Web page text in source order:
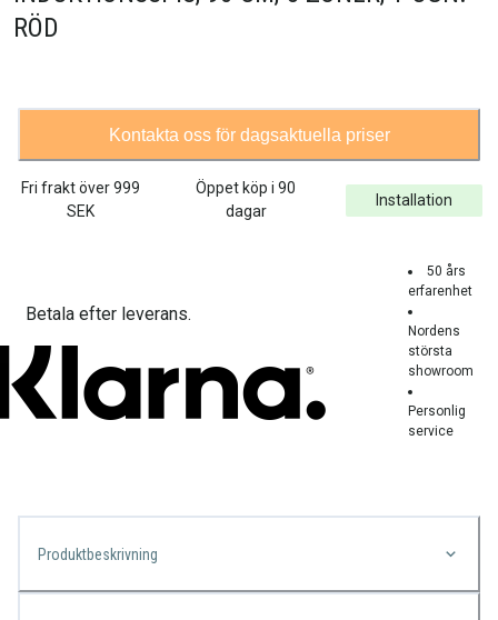
RÖD
Kontakta oss för dagsaktuella priser
Fri frakt över999
SEK
Öppet köp i 90
dagar
Installation
Betala efter leverans.
50 års
erfarenhet
Nordens
största
showroom
Personlig
service
Produktbeskrivning